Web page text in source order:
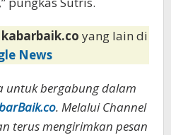
kabarbaik.co yang lain di
News
untuk bergabung dalam
. Melalui Channel
terus mengirimkan pesan